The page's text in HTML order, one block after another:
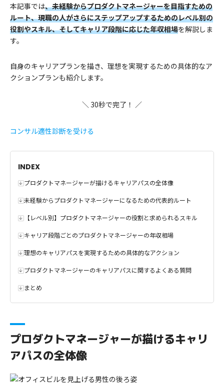
本記事では、未経験からプロダクトマネージャーを目指すための
ルート、現職の人がさらにステップアップするためのレベル別の
役割やスキル、そしてキャリア段階に応じた年収相場を解説しま
す。
自身のキャリアプランを描き、理想を実現するための具体的なア
クションプランも紹介します。
＼ 30秒で完了！ ／
コンサル適性診断を受ける
INDEX
プロダクトマネージャーが描けるキャリアパスの全体像
未経験からプロダクトマネージャーになるための代表的ルート
【レベル別】プロダクトマネージャーの役割と求められるスキル
キャリア段階ごとのプロダクトマネージャーの年収相場
理想のキャリアパスを実現するための具体的なアクション
プロダクトマネージャーのキャリアパスに関するよくある質問
まとめ
プロダクトマネージャーが描けるキャリ
アパスの全体像